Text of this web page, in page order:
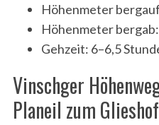
Höhenmeter
Höhenmeter
Gehzeit: 6–6,5
Vinschger
Planeil zum